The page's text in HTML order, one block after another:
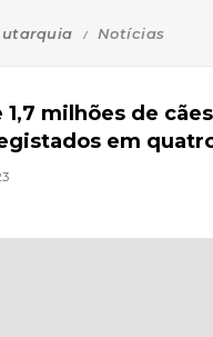
Notícias
1,7 milhões de
em